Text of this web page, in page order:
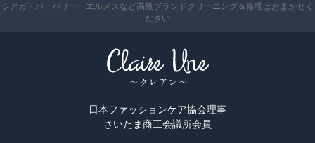
シアガ・バーバリー・エルメスなど高級ブランドクリーニング＆修理はおまかせく
ださい
日本ファッションケア協会理事
さいたま商工会議所会員